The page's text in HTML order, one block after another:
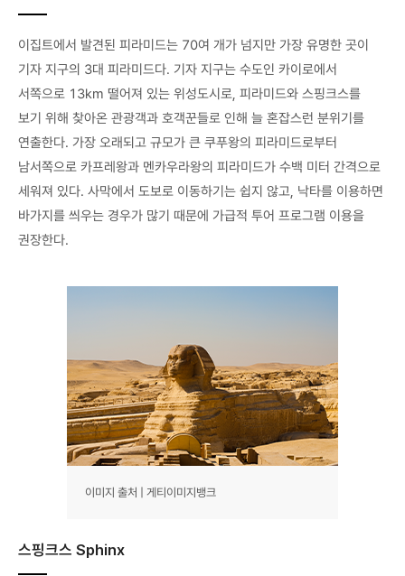
이집트에서 발견된 피라미드는 70여 개가 넘지만 가장 유명한 곳이
기자 지구의 3대 피라미드다. 기자 지구는 수도인 카이로에서
서쪽으로 13km 떨어져 있는 위성도시로, 피라미드와 스핑크스를
보기 위해 찾아온 관광객과 호객꾼들로 인해 늘 혼잡스런 분위기를
연출한다. 가장 오래되고 규모가 큰 쿠푸왕의 피라미드로부터
남서쪽으로 카프레왕과 멘카우라왕의 피라미드가 수백 미터 간격으로
세워져 있다. 사막에서 도보로 이동하기는 쉽지 않고, 낙타를 이용하면
바가지를 씌우는 경우가 많기 때문에 가급적 투어 프로그램 이용을
권장한다.
이미지 출처 | 게티이미지뱅크
스핑크스 Sphinx